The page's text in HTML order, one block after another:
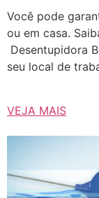
Você pode
ou em casa.
Desentupidora
seu local de
VEJA MAIS